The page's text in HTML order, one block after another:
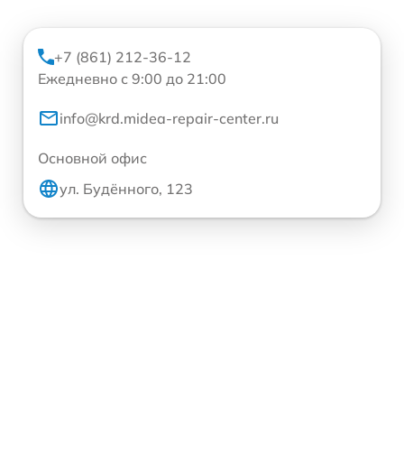
+7 (861) 212-36-12
Ежедневно с 9:00 до 21:00
info@krd.midea-repair-center.ru
Основной офис
ул. Будённого, 123